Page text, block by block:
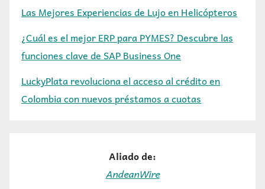
Las Mejores Experiencias de Lujo en Helicópteros
¿Cuál es el mejor ERP para PYMES? Descubre las
funciones clave de SAP Business One
LuckyPlata revoluciona el acceso al crédito en
Colombia con nuevos préstamos a cuotas
Aliado de:
AndeanWire